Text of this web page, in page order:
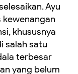
Ayu
kewenangan
khususnya
salah satu
terbesar
yang belum